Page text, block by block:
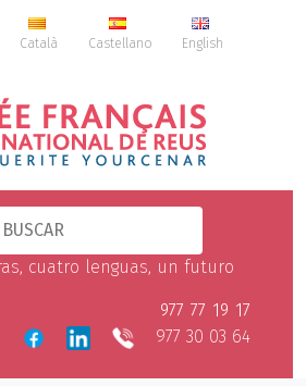
Català Castellano English
cuatro lenguas, un futuro
977 77 19 17
977 30 03 64